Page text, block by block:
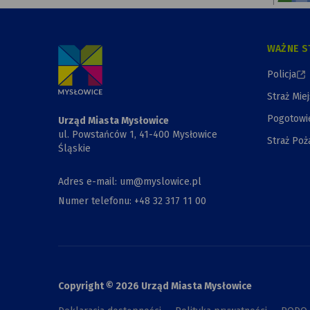
Urząd Miasta Mysłowice
ul. Powstańców 1, 41-400 Mysłowice
Śląskie
Adres e-mail: um@myslowice.pl
Numer telefonu: +48 32 317 11 00
WAŻNE
Policja
Straż
Straż
Copyright © 2026 Urząd Miasta Mysłowice